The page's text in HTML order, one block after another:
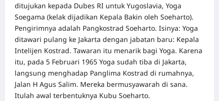
ditujukan kepada Dubes RI untuk Yugoslavia, Yoga
Soegama (kelak dijadikan Kepala Bakin oleh Soeharto).
Pengirimnya adalah Pangkostrad Soeharto. Isinya: Yoga
ditawari pulang ke Jakarta dengan jabatan baru: Kepala
Intelijen Kostrad. Tawaran itu menarik bagi Yoga. Karena
itu, pada 5 Februari 1965 Yoga sudah tiba di Jakarta,
langsung menghadap Panglima Kostrad di rumahnya,
Jalan H Agus Salim. Mereka bermusyawarah di sana.
Itulah awal terbentuknya Kubu Soeharto.